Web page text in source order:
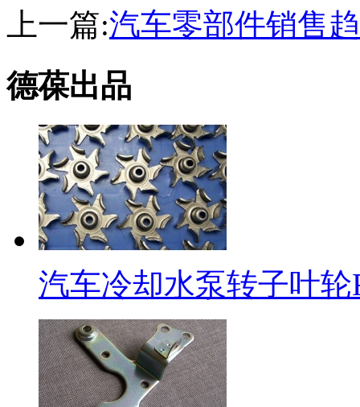
上一篇:汽车零部件销售
德葆出品
汽车冷却水泵转子叶轮